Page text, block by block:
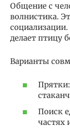
Общение с
волнистика.
делает птицу
Варианты
Поиск
частях